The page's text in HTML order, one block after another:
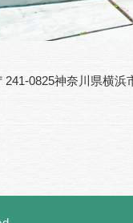
241-0825神奈川県横浜